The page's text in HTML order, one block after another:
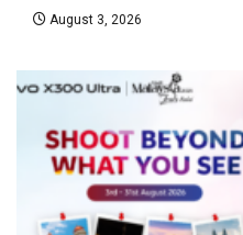
August 3, 2026